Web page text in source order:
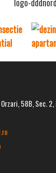
58B, Sec.